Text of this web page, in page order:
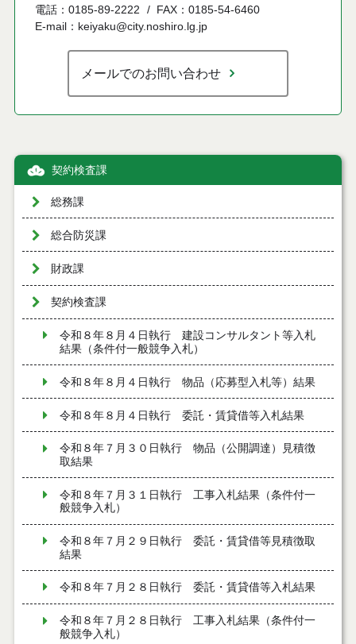
電話：0185-89-2222
FAX：0185-54-6460
E-mail：keiyaku@city.noshiro.lg.jp
メールでのお問い合わせ
契約検査課
総務課
総合防災課
財政課
契約検査課
令和８年８月４日執行 建設コンサルタント等入札
結果（条件付一般競争入札）
令和８年８月４日執行 物品（応募型入札等）結果
令和８年８月４日執行 委託・賃貸借等入札結果
令和８年７月３０日執行 物品（公開調達）見積徴
取結果
令和８年７月３１日執行 工事入札結果（条件付一
般競争入札）
令和８年７月２９日執行 委託・賃貸借等見積徴取
結果
令和８年７月２８日執行 委託・賃貸借等入札結果
令和８年７月２８日執行 工事入札結果（条件付一
般競争入札）